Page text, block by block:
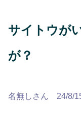
サイトウが
が？
名無しさん 24/8/